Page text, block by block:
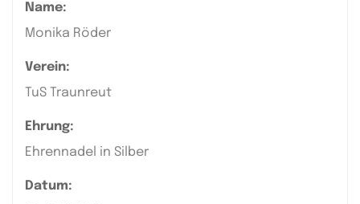
Name:
Monika Röder
Verein:
TuS Traunreut
Ehrung:
Ehrennadel in Silber
Datum: